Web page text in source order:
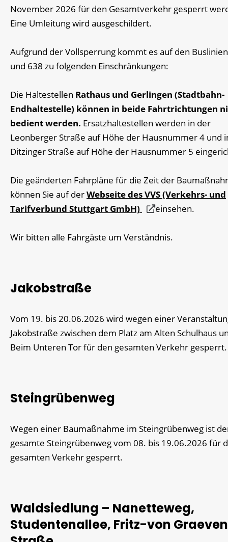
November 2026 für den Gesamtverkehr gesperrt
Eine Umleitung wird ausgeschildert.
Aufgrund der Vollsperrung kommt es auf den
und 638 zu folgenden Einschränkungen:
Die Haltestellen Rathaus und Gerlingen (Stadtbahn-
Endhaltestelle) können in beide Fahrtrichtungen
bedient werden. Ersatzhaltestellen werden in der
Leonberger Straße auf Höhe der Hausnummer 4 und
Ditzinger Straße auf Höhe der Hausnummer 5
Die geänderten Fahrpläne für die Zeit der
können Sie auf derWebseite des VVS (Verkehrs- und
Tarifverbund Stuttgart GmbH)
einsehen.
Wir bitten alle Fahrgäste um Verständnis.
Jakobstraße
Vom 19. bis 20.06.2026 wird wegen einer
Jakobstraße zwischen dem Platz am Alten Schulhaus
Beim Unteren Tor für den gesamten Verkehr gesperrt.
Steingrübenweg
Wegen einer Baumaßnahme im Steingrübenweg ist
gesamte Steingrübenweg vom 08. bis 19.06.2026 für
gesamten Verkehr gesperrt.
Waldsiedlung – Nanetteweg,
Studentenallee, Fritz-von